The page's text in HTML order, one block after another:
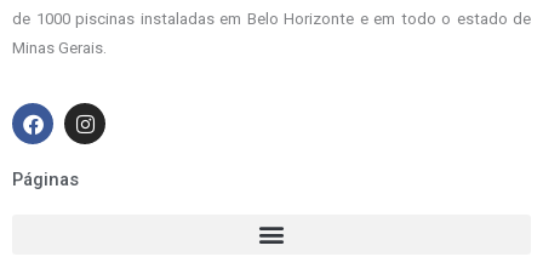
de 1000 piscinas instaladas em Belo Horizonte e em todo o estado de
Minas Gerais.
F
a
e
b
I
n
Páginas